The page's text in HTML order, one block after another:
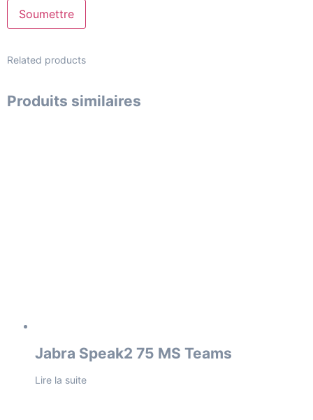
Related products
Produits similaires
Jabra Speak2 75 MS Teams
Lire la suite